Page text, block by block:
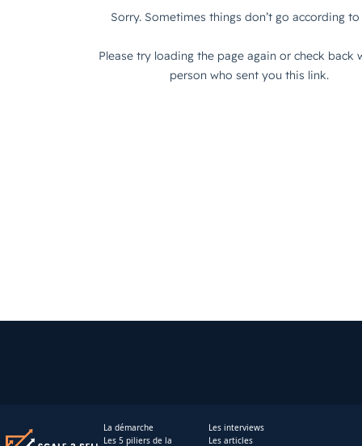
La démarche
Les 5 piliers de la
Les interviews
Les articles